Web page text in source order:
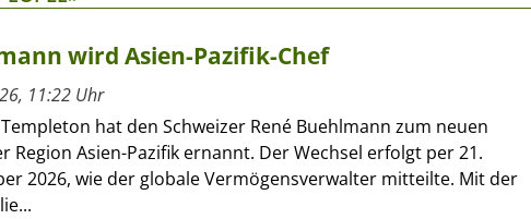
wird Asien-Pazifik-Chef
11:22 Uhr
hat den Schweizer René Buehlmann zum neuen
Region Asien-Pazifik ernannt. Der Wechsel erfolgt per 21.
2026, wie der globale Vermögensverwalter mitteilte. Mit der